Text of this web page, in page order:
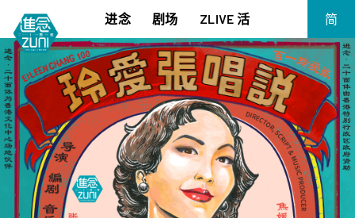
进念
关于进念
支持我们
年报
进念实验剧场文献库
剧场
《笔墨大冒险》
《五行中西》
KJ 黄家正钢琴独奏会《五行》
《万历十五年》
《麦克白夫人～诗》
《13．67》2.1
《诸神会艺术节》暨《荣念曾青年艺术学堂 2026》
ZLIVE 活
EN
繁
简